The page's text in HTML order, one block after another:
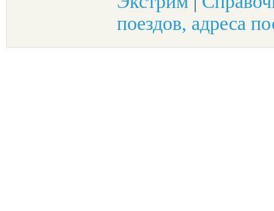
поездов, адреса